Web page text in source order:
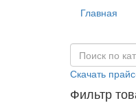
Главная
Скачать
Фильтр